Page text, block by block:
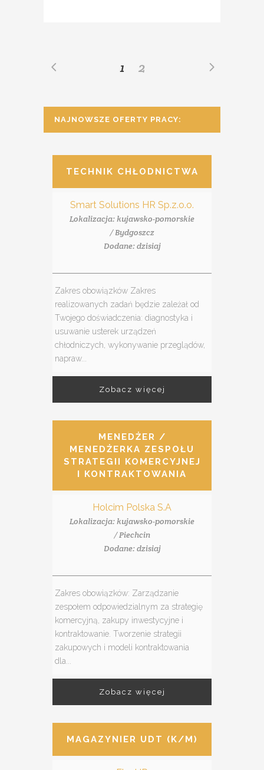
1 2
NAJNOWSZE OFERTY PRACY:
TECHNIK CHŁODNICTWA
Smart Solutions HR Sp.z.o.o.
Lokalizacja: kujawsko-pomorskie
/ Bydgoszcz
Dodane: dzisiaj
Zakres obowiązków Zakres
realizowanych zadań będzie zależał od
Twojego doświadczenia: diagnostyka i
usuwanie usterek urządzeń
chłodniczych, wykonywanie przeglądów,
napraw...
Zobacz więcej
MENEDŻER /
MENEDŻERKA ZESPOŁU
STRATEGII KOMERCYJNEJ
I KONTRAKTOWANIA
Holcim Polska S.A
Lokalizacja: kujawsko-pomorskie
/ Piechcin
Dodane: dzisiaj
Zakres obowiązków: Zarządzanie
zespołem odpowiedzialnym za strategię
komercyjną, zakupy inwestycyjne i
kontraktowanie. Tworzenie strategii
zakupowych i modeli kontraktowania
dla...
Zobacz więcej
MAGAZYNIER UDT (K/M)